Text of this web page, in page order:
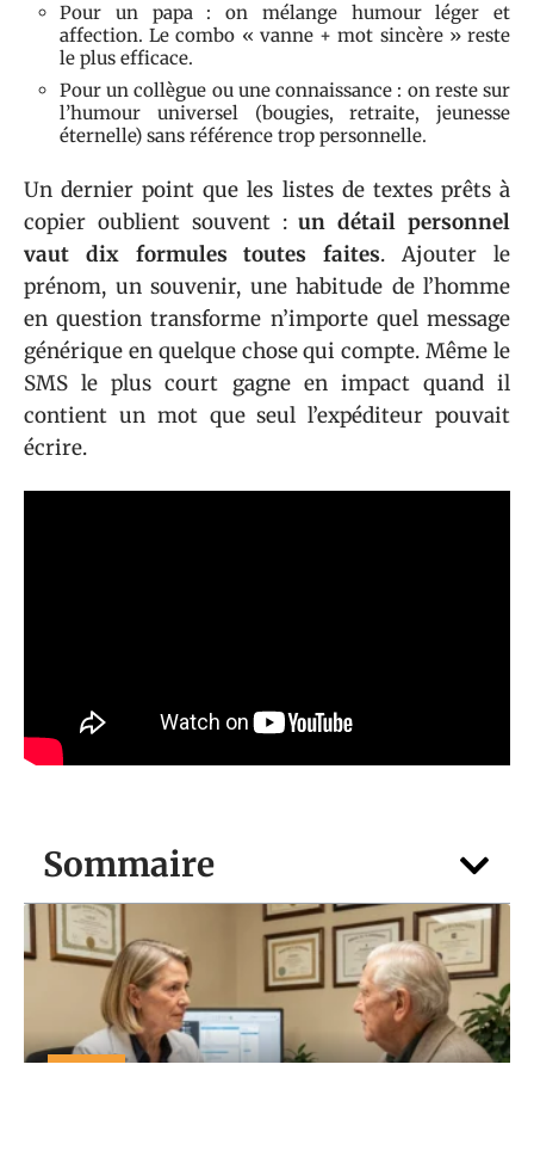
Sommaire
FORME
Pour un papa : on mélange humour léger et
affection. Le combo « vanne + mot sincère » reste
le plus efficace.
Pour un collègue ou une connaissance : on reste sur
l’humour universel (bougies, retraite, jeunesse
éternelle) sans référence trop personnelle.
Un dernier point que les listes de textes prêts à
copier oublient souvent :un détail personnel
vaut dix formules toutes faites. Ajouter le
prénom, un souvenir, une habitude de l’homme
en question transforme n’importe quel message
générique en quelque chose qui compte. Même le
SMS le plus court gagne en impact quand il
contient un mot que seul l’expéditeur pouvait
écrire.